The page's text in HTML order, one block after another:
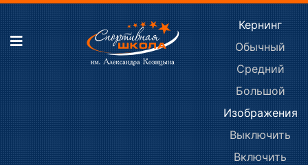
Кернинг
Обычный
Средний
Большой
Изображения
Выключить
Включить